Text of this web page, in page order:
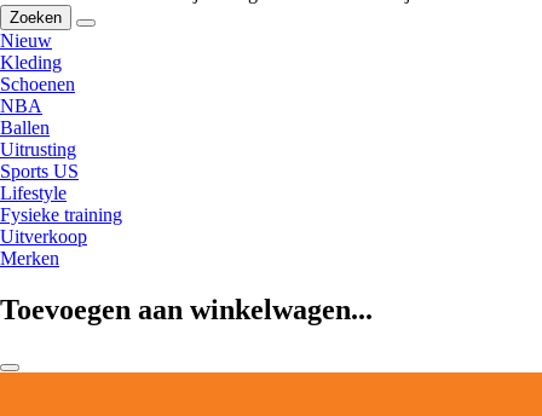
Zoeken
Nieuw
Kleding
Schoenen
NBA
Ballen
Uitrusting
Sports US
Lifestyle
Fysieke training
Uitverkoop
Merken
Toevoegen aan winkelwagen...